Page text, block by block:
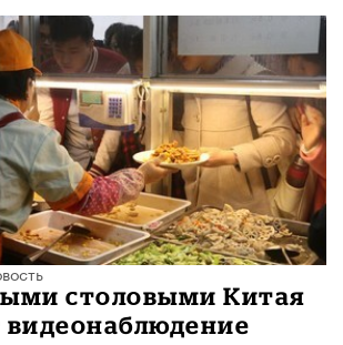
столовыми Китая
видеонаблюдение